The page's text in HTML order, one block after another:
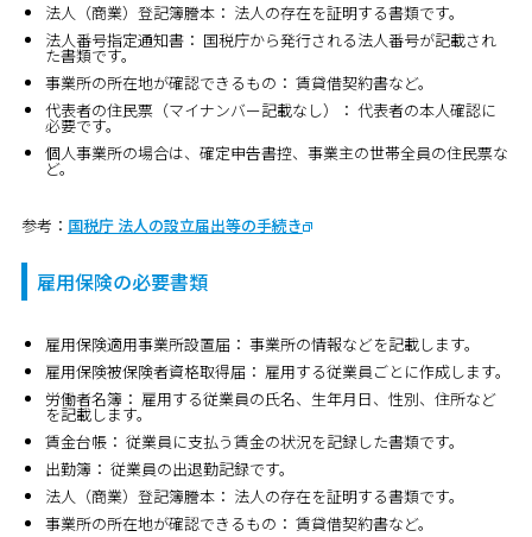
法人（商業）登記簿謄本： 法人の存在を証明する書類です。
法人番号指定通知書： 国税庁から発行される法人番号が記載され
た書類です。
事業所の所在地が確認できるもの： 賃貸借契約書など。
代表者の住民票（マイナンバー記載なし）： 代表者の本人確認に
必要です。
個人事業所の場合は、確定申告書控、事業主の世帯全員の住民票な
ど。
参考： 国税庁 法人の設立届出等の手続き
雇用保険の必要書類
雇用保険適用事業所設置届： 事業所の情報などを記載します。
雇用保険被保険者資格取得届： 雇用する従業員ごとに作成します。
労働者名簿： 雇用する従業員の氏名、生年月日、性別、住所など
を記載します。
賃金台帳： 従業員に支払う賃金の状況を記録した書類です。
出勤簿： 従業員の出退勤記録です。
法人（商業）登記簿謄本： 法人の存在を証明する書類です。
事業所の所在地が確認できるもの： 賃貸借契約書など。